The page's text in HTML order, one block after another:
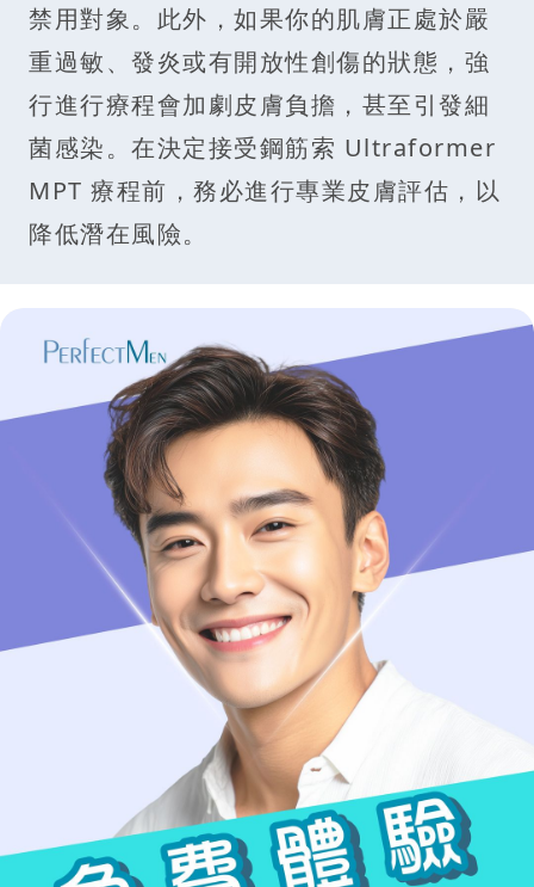
禁用對象。此外，如果你的肌膚正處於嚴
重過敏、發炎或有開放性創傷的狀態，強
行進行療程會加劇皮膚負擔，甚至引發細
菌感染。在決定接受鋼筋索 Ultraformer
MPT 療程前，務必進行專業皮膚評估，以
降低潛在風險。